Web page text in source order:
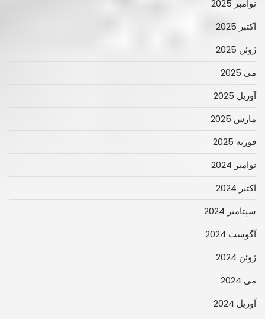
نوامبر 2025
اکتبر 2025
ژوئن 2025
می 2025
آوریل 2025
مارس 2025
فوریه 2025
نوامبر 2024
اکتبر 2024
سپتامبر 2024
آگوست 2024
ژوئن 2024
می 2024
آوریل 2024